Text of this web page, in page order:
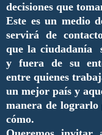
decisiones que
Este es un medio
servirá de
que la ciudadanía
y fuera de su
entre quienes
un mejor país y
manera de lograrlo
cómo.